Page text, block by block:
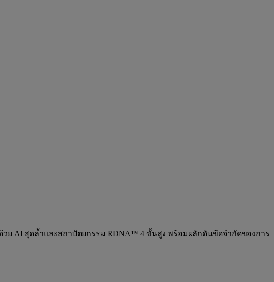
ด้วย AI สุดล้ำและสถาปัตยกรรม RDNA™ 4 ขั้นสูง พร้อมผลักดันขีดจำกัดของการ